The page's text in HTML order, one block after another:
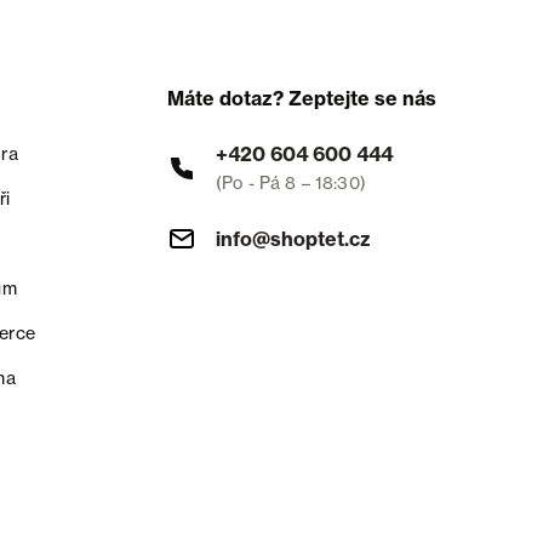
Máte dotaz? Zeptejte se nás
+420 604 600 444
(Po - Pá 8 – 18:30)
info@shoptet.cz